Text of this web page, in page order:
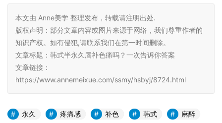
本文由 Anne美学 整理发布，转载请注明出处.
版权声明：部分文章内容或图片来源于网络，我们尊重作者的
知识产权。如有侵犯,请联系我们在第一时间删除。
文章标题：韩式半永久唇补色痛吗？一次告诉你答案
文章链接：
https://www.annemeixue.com/ssmy/hsbyj/8724.html
永久 疼痛感 补色 韩式 麻醉